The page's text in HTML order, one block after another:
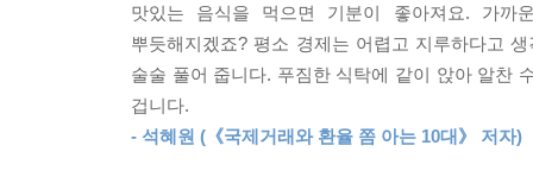
외국인들이 제일 좋아하는 음식으로 꼽은 K-치
나아가 한국 경제의 흑역사를 거울삼아 합리적
중요한지 깨닫게 한다. 초밥·짬뽕·팟타이 등 거의
다루어, 최근 세계 경제의 기존 질서를 뒤흔든 변
맛있는 음식을 먹으면 기분이 좋아져요. 가까
뿌듯해지겠죠? 평소 경제는 어렵고 지루하다고
술술 풀어 줍니다. 푸짐한 식탁에 같이 앉아 알찬
겁니다.
- 석혜원 (《국제거래와 환율 쫌 아는 10대》 저자)